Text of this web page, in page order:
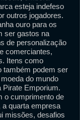
esteja indefeso
outros jogadores.
ouro para os
ser gastos na
de personalização
comerciantes,
Itens como
também podem ser
do mundo
Pirate Emporium.
o cumprimento de
a quarta empresa
missões, desafios